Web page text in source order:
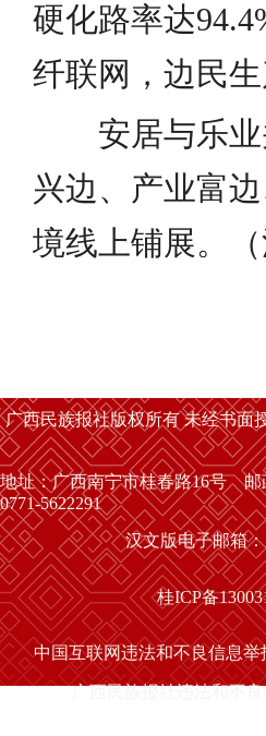
硬化路率达
纤联网，边民
安居与乐
兴边、产业富
境线上铺展。
广西民族报社版权所有 未经书面
地址：广西南宁市桂春路16号
0771-5622291
汉文版电子邮箱
桂ICP备
中国互联网违法和不良信息举
广西民族报社违法和不